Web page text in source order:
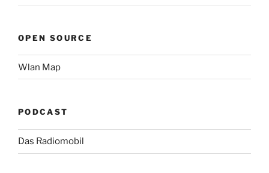
OPEN SOURCE
Wlan Map
PODCAST
Das Radiomobil